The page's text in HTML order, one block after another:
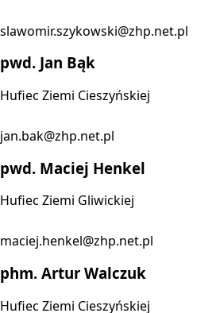
slawomir.szykowski@zhp.net.pl
pwd. Jan Bąk
Hufiec Ziemi Cieszyńskiej
jan.bak@zhp.net.pl
pwd. Maciej Henkel
Hufiec Ziemi Gliwickiej
maciej.henkel@zhp.net.pl
phm. Artur Walczuk
Hufiec Ziemi Cieszyńskiej